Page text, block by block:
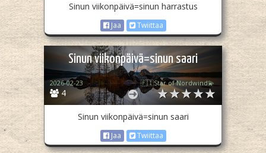
Sinun viikonpäivä=sinun harrastus
Jaa Twiittaa
Sinun viikonpäivä=sinun saari
4
2026-02-23 🇫🇮Star of Nordwind💫
Sinun viikonpäivä=sinun saari
Jaa Twiittaa